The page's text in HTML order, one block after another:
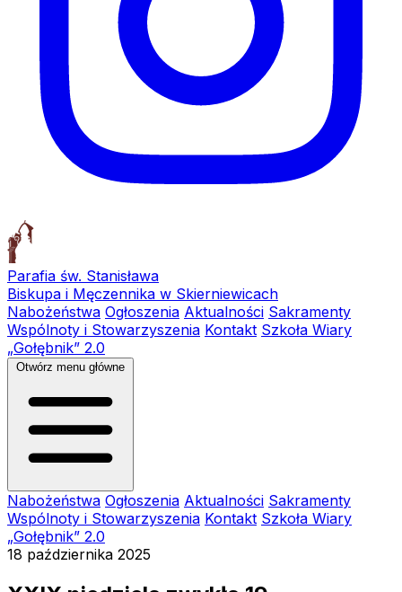
Parafia św. Stanisława
Biskupa i Męczennika w Skierniewicach
Nabożeństwa Ogłoszenia Aktualności Sakramenty
Wspólnoty i Stowarzyszenia Kontakt Szkoła Wiary
„Gołębnik” 2.0
Otwórz menu główne
Nabożeństwa Ogłoszenia Aktualności Sakramenty
Wspólnoty i Stowarzyszenia Kontakt Szkoła Wiary
„Gołębnik” 2.0
18 października 2025